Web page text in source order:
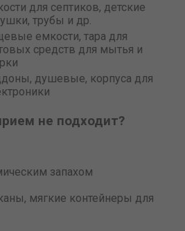
для септиков, детские
трубы и др.
емкости, тара для
средств для мытья и
душевые, корпуса для
не подходит?
запахом
мягкие контейнеры для